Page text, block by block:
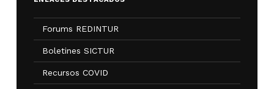
Forums REDINTUR
Boletines SICTUR
Recursos COVID